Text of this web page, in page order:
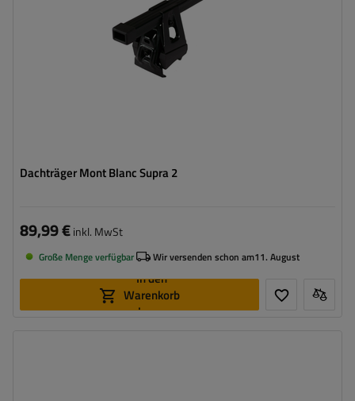
Dachträger Mont Blanc Supra 2
89,99 €inkl. MwSt
Große Menge verfügbar Wir versenden schon am11. August
In den
Warenkorb
legen